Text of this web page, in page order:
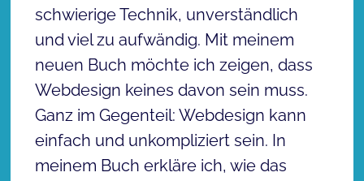
schwierige Technik, unverständlich
und viel zu aufwändig. Mit meinem
neuen Buch möchte ich zeigen, dass
Webdesign keines davon sein muss.
Ganz im Gegenteil: Webdesign kann
einfach und unkompliziert sein. In
meinem Buch erkläre ich, wie das